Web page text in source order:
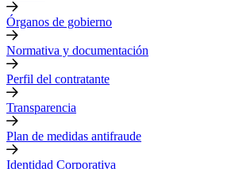
Órganos de gobierno
Normativa y documentación
Perfil del contratante
Transparencia
Plan de medidas antifraude
Identidad Corporativa